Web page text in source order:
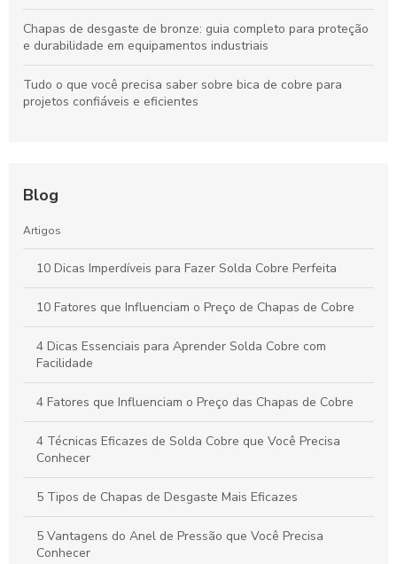
Chapas de desgaste de bronze: guia completo para proteção
e durabilidade em equipamentos industriais
Tudo o que você precisa saber sobre bica de cobre para
projetos confiáveis e eficientes
Blog
Artigos
10 Dicas Imperdíveis para Fazer Solda Cobre Perfeita
10 Fatores que Influenciam o Preço de Chapas de Cobre
4 Dicas Essenciais para Aprender Solda Cobre com
Facilidade
4 Fatores que Influenciam o Preço das Chapas de Cobre
4 Técnicas Eficazes de Solda Cobre que Você Precisa
Conhecer
5 Tipos de Chapas de Desgaste Mais Eficazes
5 Vantagens do Anel de Pressão que Você Precisa
Conhecer